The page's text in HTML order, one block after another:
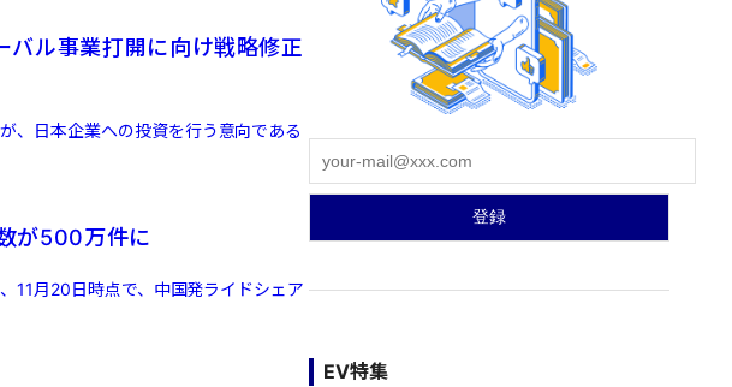
ル事業打開に向け戦略修正
、日本企業への投資を行う意向である
が500万件に
11月20日時点で、中国発ライドシェア
EV特集